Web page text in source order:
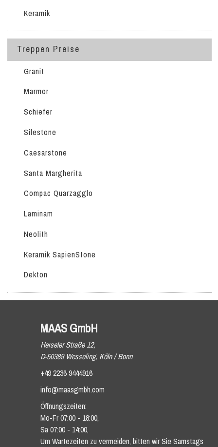
Keramik
Treppen Preise
Granit
Marmor
Schiefer
Silestone
Caesarstone
Santa Margherita
Compac Quarzagglo
Laminam
Neolith
Keramik SapienStone
Dekton
MAAS GmbH
Herseler Straße 12,
D-50389 Wesseling, Köln / Bonn
+49 2236 9444916
info@maasgmbh.com
Öffnungszeiten:
Mo-Fr 07:00 - 18:00,
Sa 07:00 - 14:00,
Um Wartezeiten zu vermeiden, bitten wir Sie Samstags